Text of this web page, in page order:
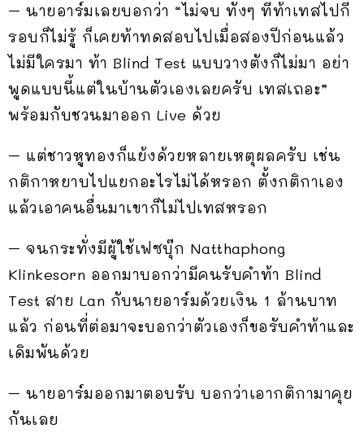
– นายอาร์มเลยบอกว่า “ไม่จบ ทั้งๆ ที่ท้าเทสไปกี่
รอบก็ไม่รู้ ก็เคยท้าทดสอบไปเมื่อสองปีก่อนแล้ว
ไม่มีใครมา ท้า Blind Test แบบวางตังก็ไม่มา อย่า
พูดแบบนี้แต่ในบ้านตัวเองเลยครับ เทสเถอะ”
พร้อมกับชวนมาออก Live ด้วย
– แต่ชาวหูทองก็แย้งด้วยหลายเหตุผลครับ เช่น
กติกาหยาบไปแยกอะไรไม่ได้หรอก ตั้งกติกาเอง
แล้วเอาคนอื่นมาเขาก็ไม่ไปเทสหรอก
– จนกระทั่งมีผู้ใช้เฟซบุ๊ก Natthaphong
Klinkesorn ออกมาบอกว่ามีคนรับคำท้า Blind
Test สาย Lan กับนายอาร์มด้วยเงิน 1 ล้านบาท
แล้ว ก่อนที่ต่อมาจะบอกว่าตัวเองก็ขอรับคำท้าและ
เดิมพันด้วย
– นายอาร์มออกมาตอบรับ บอกว่าเอากติกามาคุย
กันเลย